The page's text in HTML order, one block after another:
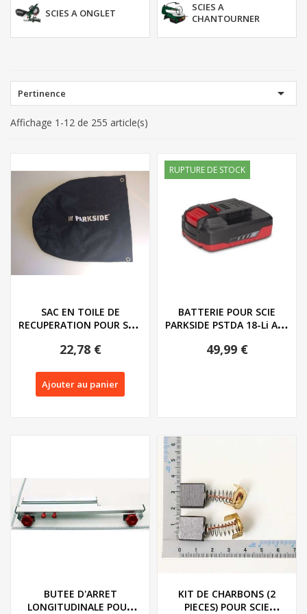
SCIES A ONGLET
SCIES A
CHANTOURNER
Pertinence 
Affichage 1-12 de 255 article(s)
SAC EN TOILE DE
RECUPERATION POUR SCIE
22,78 €
Ajouter au panier
RUPTURE DE STOCK
BATTERIE POUR SCIE
PARKSIDE PSTDA 18-Li A1 /
49,99 €
BUTEE D'ARRET
LONGITUDINALE POUR
KIT DE CHARBONS (2
PIECES) POUR SCIE